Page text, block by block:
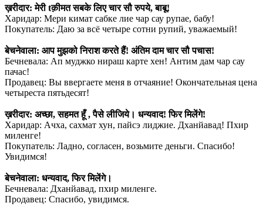
ख़रीदार: मेरी tक़ीमत सबके लिए चार सौ रुपये, बाबू!
Харидар: Мери кимат сабке лие чар сау рупае, бабу!
Покупатель: Даю за всё четыре сотни рупий, уважаемый!
बेचनेवाला: आप मुझको निराश करते हैं! अंतिम दाम चार सौ पचास!
Бечневала: Ап муджко нираш карте хен! Антим дам чар сау
пачас!
Продавец: Вы ввергаете меня в отчаяние! Окончательная цена
четыреста пятьдесят!
ख़रीदार: अच्छा, सहमत हूँ , पैसे लीजिये। धन्यवाद! फिर मिलेंगे!
Харидар: Ачха, сахмат хун, пайсэ лиджие. Дханйавад! Пхир
миленге!
Покупатель: Ладно, согласен, возьмите деньги. Спасибо!
Увидимся!
बेचनेवाला: धन्यवाद, फिर मिलेंगे।
Бечневала: Дханйавад, пхир миленге.
Продавец: Спасибо, увидимся.